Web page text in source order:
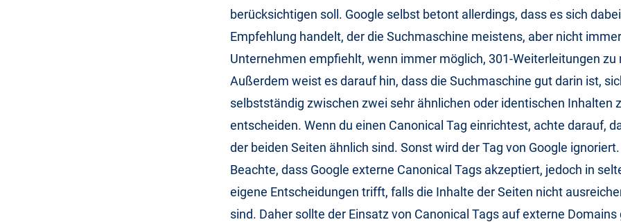
berücksichtigen soll. Google selbst betont allerdings, dass es sich
Empfehlung handelt, der die Suchmaschine meistens, aber nicht
Unternehmen empfiehlt, wenn immer möglich, 301-Weiterleitungen zu
Außerdem weist es darauf hin, dass die Suchmaschine gut darin ist,
selbstständig zwischen zwei sehr ähnlichen oder identischen Inhalten
entscheiden. Wenn du einen Canonical Tag einrichtest, achte darauf,
der beiden Seiten ähnlich sind. Sonst wird der Tag von Google ignoriert.
Beachte, dass Google externe Canonical Tags akzeptiert, jedoch in
eigene Entscheidungen trifft, falls die Inhalte der Seiten nicht
sind. Daher sollte der Einsatz von Canonical Tags auf externe